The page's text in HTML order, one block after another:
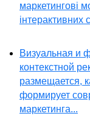
маркетингові
інтерактивних
Визуальная и
контекстной
размещается,
формирует
маркетинга...